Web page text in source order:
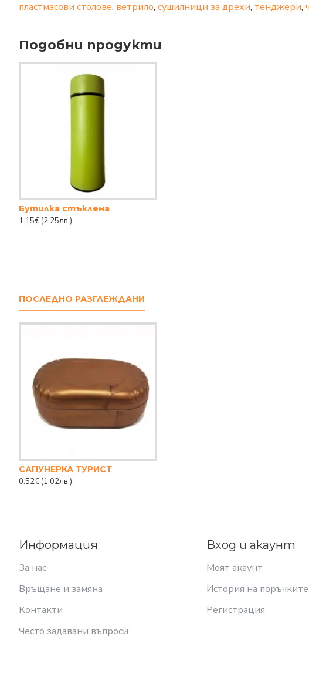
пластмасови столове, ветрило, сушилници за дрехи, тенджери,
Подобни продукти
Бутилка стъклена
1.15€ (2.25лв.)
ПОСЛЕДНО РАЗГЛЕЖДАНИ
САПУНЕРКА ТУРИСТ
0.52€ (1.02лв.)
Информация
За нас
Връщане и замяна
Контакти
Често задавани въпроси
Вход и акаунт
Моят акаунт
История на поръчките
Регистрация